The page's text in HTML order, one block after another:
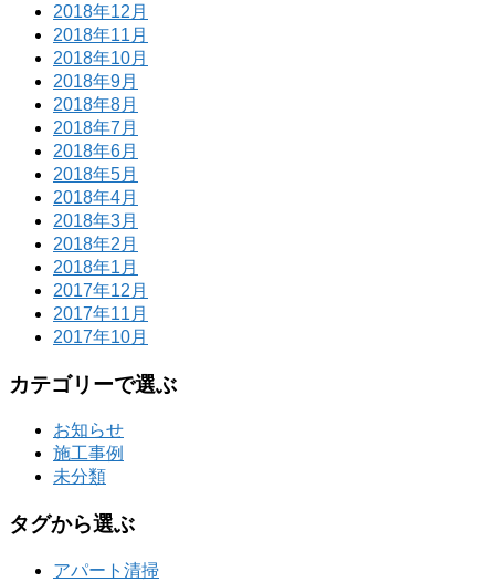
2018年12月
2018年11月
2018年10月
2018年9月
2018年8月
2018年7月
2018年6月
2018年5月
2018年4月
2018年3月
2018年2月
2018年1月
2017年12月
2017年11月
2017年10月
カテゴリーで選ぶ
お知らせ
施工事例
未分類
タグから選ぶ
アパート清掃